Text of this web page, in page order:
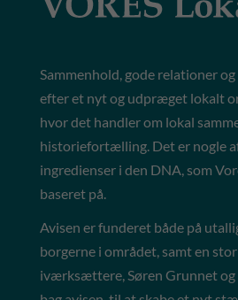
Sammenhold, gode relationer
efter et nyt og udpræget lokalt
hvor det handler om lokal
historiefortælling. Det er nogle
ingredienser i den DNA, som
baseret på.
Avisen er funderet både på
borgerne i området, samt en
iværksættere, Søren Grunnet og